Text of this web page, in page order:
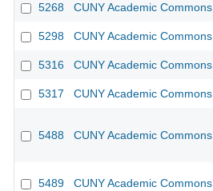
5268 CUNY Academic Commons
5298 CUNY Academic Commons
5316 CUNY Academic Commons
5317 CUNY Academic Commons
5488 CUNY Academic Commons
5489 CUNY Academic Commons